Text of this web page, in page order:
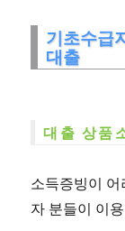
기초수급
대출
대출 상품
소득증빙이
자 분들이 이